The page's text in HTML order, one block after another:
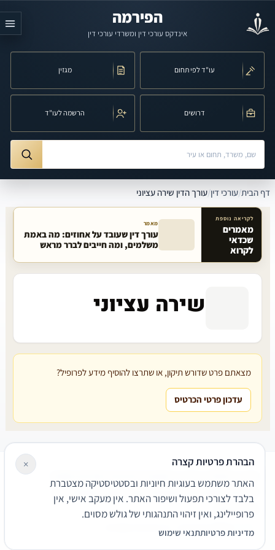
הפירמה
אינדקס עורכי דין ומשרדי עורכי דין
עו"ד לפי תחום מגזין
דרושים הרשמה לעו"ד
חיפוש לפי שם, משרד, תחום משפט או עיר
דף הבית/עורכי דין/עורך הדין שירה עציוני
מאמרים קשורים באתר
לקריאה נוספת
מאמרים
שכדאי
לקרוא
מאמר
עורך דין שעובד על אחוזים: מה באמת
משלמים, ומה חייבים לברר מראש
שירה עציוני
מצאתם פרט שדורש תיקון, או שתרצו להוסיף מידע לפרופיל?
עדכון פרטי הכרטיס
שירותים משפטיים
דרושים צור קשר נגישותפרטיות
תנאי שימוש
© 2026 הפירמה. כל הזכויות שמורות.
הבהרת פרטיות קצרה
האתר משתמש בעוגיות חיוניות ובסטטיסטיקה מצטברת
בלבד לצורכי תפעול ושיפור האתר. אין מעקב אישי, אין
פרופיילינג, ואין זיהוי התנהגותי של גולש מסוים.
מדיניות פרטיותתנאי שימוש
×